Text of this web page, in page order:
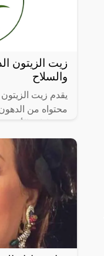
زيت الزيتون
والسلاح
يقدم زيت
محتواه من الدهون
القراءة للتعرف